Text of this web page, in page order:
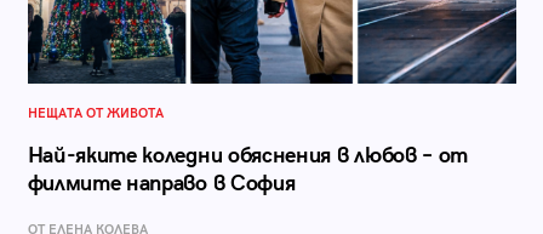
НЕЩАТА ОТ ЖИВОТА
Най-яките коледни обяснения в любов – от
филмите направо в София
ОТ ЕЛЕНА КОЛЕВА